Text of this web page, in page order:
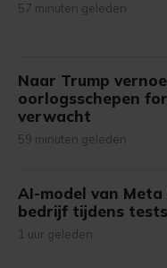
57 minuten geleden
Naar Trump
oorlogsschepen
verwacht
59 minuten geleden
AI-model van
bedrijf tijdens tests
1 uur geleden